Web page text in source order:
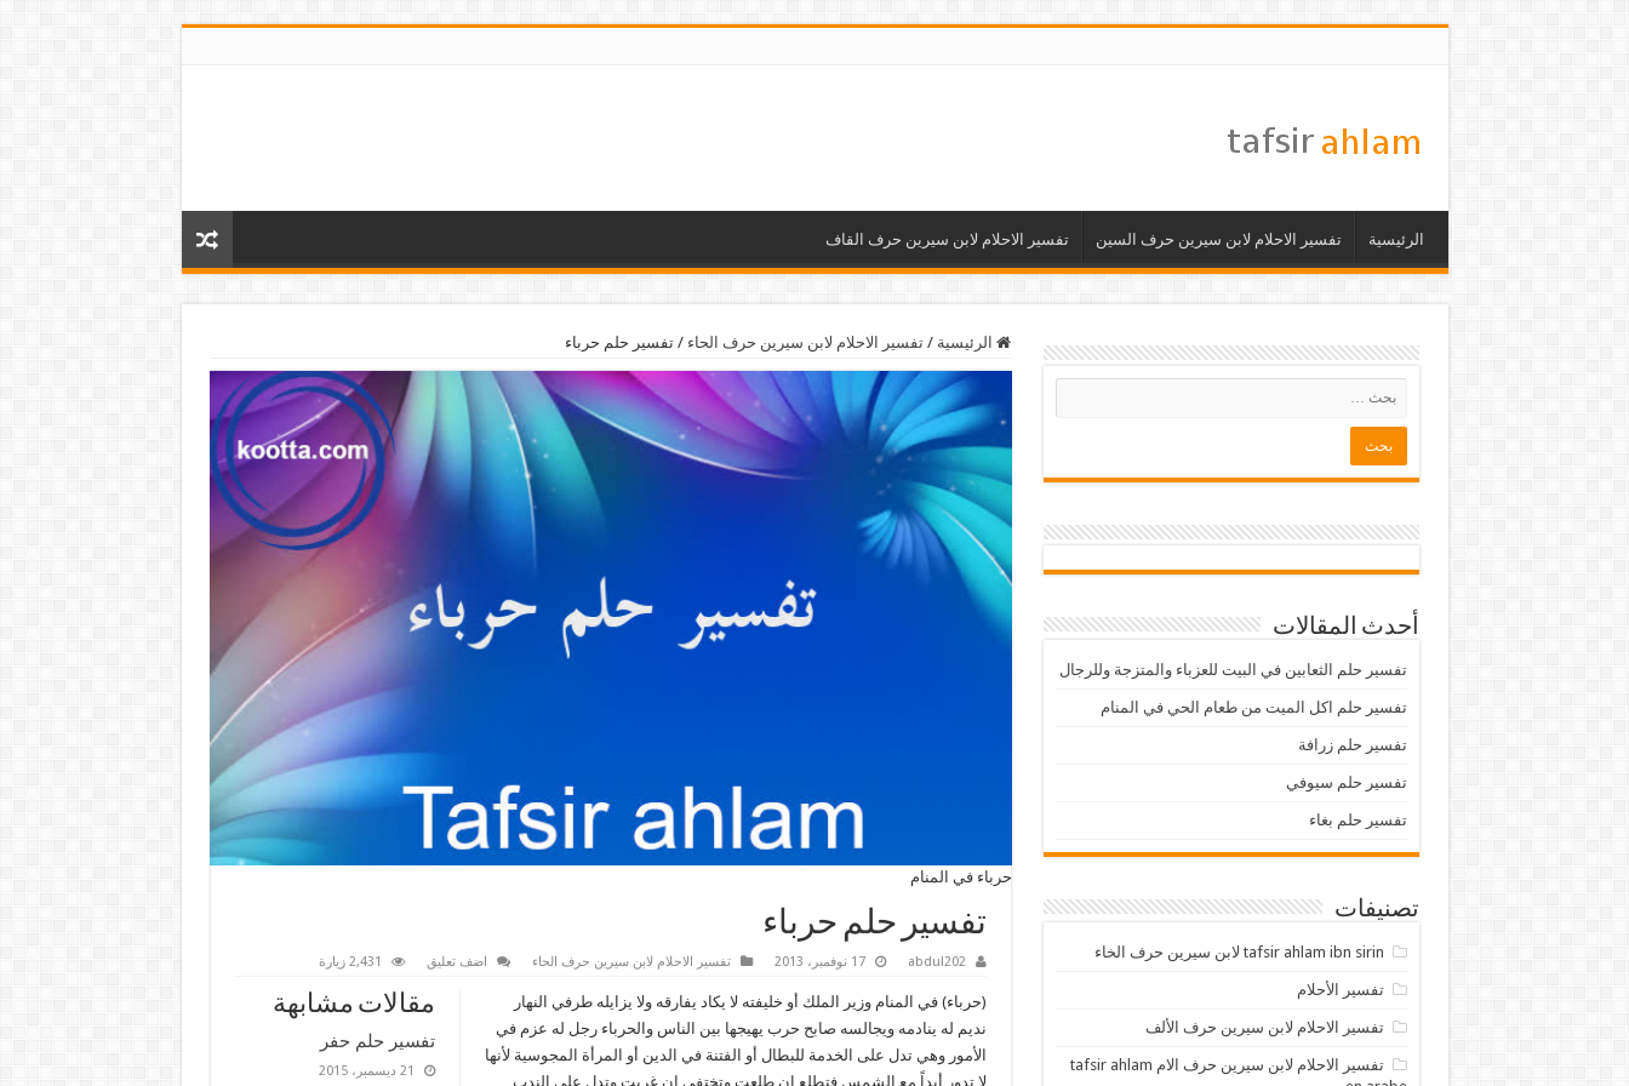
الرئيسية تفسير الاحلام لابن سيرين حرف السين تفسير الاحلام لابن سيرين حرف القاف
الرئيسية / تفسير الاحلام لابن سيرين حرف الحاء / تفسير حلم حرباء
حرباء في المنام
تفسير حلم حرباء
abdul202 17 نوفمبر، 2013 تفسير الاحلام لابن سيرين حرف الحاء اضف تعليق 2,431 زيارة
مقالات مشابهة
تفسير حلم حفر
21 ديسمبر، 2015
(حرباء) في المنام وزير الملك أو خليفته لا يكاد يفارقه ولا يزايله طرفي النهار
نديم له ينادمه ويجالسه صابح حرب يهيجها بين الناس والحرباء رجل له عزم في
الأمور وهي تدل على الخدمة للبطال أو الفتنة في الدين أو المرأة المجوسية لأنها
لا تدور أبداً مع الشمس فتطلع إن طلعت وتختفي إن غربت وتدل على الندب
أحدث المقالات
تفسير حلم الثعابين في البيت للعزباء والمتزجة وللرجال
تفسير حلم اكل الميت من طعام الحي في المنام
تفسير حلم زرافة
تفسير حلم سيوفي
تفسير حلم بغاء
تصنيفات
tafsir ahlam ibn sirin لابن سيرين حرف الخاء
تفسير الأحلام
تفسير الاحلام لابن سيرين حرف الألف
تفسير الاحلام لابن سيرين حرف الام tafsir ahlam